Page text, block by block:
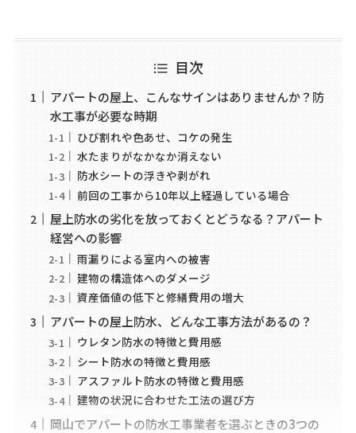
目次
アパートの屋上、こんなサインはありませんか？防
水工事が必要な時期
ひび割れや色あせ、コケの発生
水たまりがなかなか消えない
防水シートの浮きや剥がれ
前回の工事から10年以上経過している場合
屋上防水の劣化を放っておくとどうなる？アパート
経営への影響
雨漏りによる室内への被害
建物の構造体へのダメージ
資産価値の低下と修繕費用の増大
アパートの屋上防水、どんな工事方法があるの？
ウレタン防水の特徴と費用感
シート防水の特徴と費用感
アスファルト防水の特徴と費用感
建物の状況に合わせた工法の選び方
岡山でアパートの防水工事業者を選ぶときの3つの